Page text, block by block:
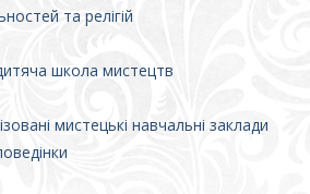
та релігій
школа мистецтв
мистецькі навчальні заклади